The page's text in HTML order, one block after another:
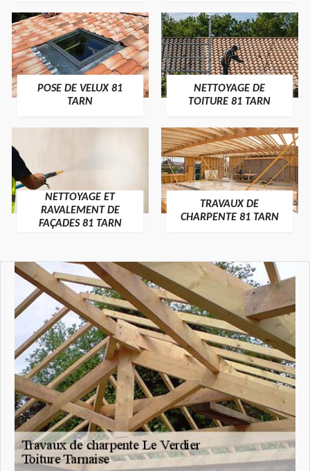
POSE DE VELUX 81
TARN
NETTOYAGE DE
TOITURE 81 TARN
NETTOYAGE ET
RAVALEMENT DE
FAÇADES 81 TARN
TRAVAUX DE
CHARPENTE 81 TARN